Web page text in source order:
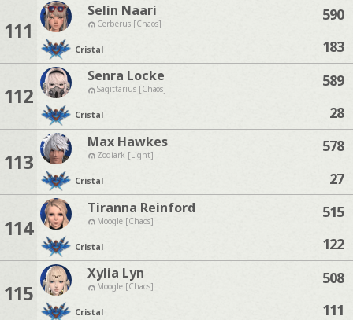
111
Selin Naari
Cerberus [Chaos]
Cristal
590
183
112
Senra Locke
Sagittarius [Chaos]
Cristal
589
28
113
Max Hawkes
Zodiark [Light]
Cristal
578
27
114
Tiranna Reinford
Moogle [Chaos]
Cristal
515
122
115
Xylia Lyn
Moogle [Chaos]
Cristal
508
111